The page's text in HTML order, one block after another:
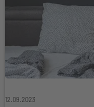
12.09.2023